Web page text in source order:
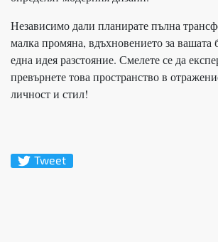
Независимо дали планирате пълна
малка промяна, вдъхновението за вашата
една идея разстояние. Смелете се да
превърнете това пространство в
личност и стил!
Tweet